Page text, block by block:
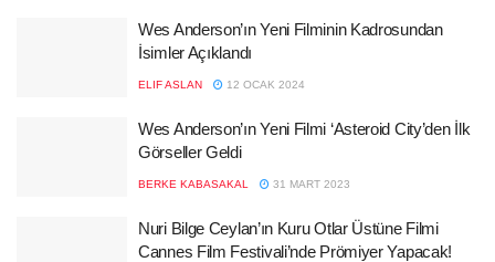
Wes Anderson’ın Yeni Filminin Kadrosundan
İsimler Açıklandı
ELIF ASLAN 12 OCAK 2024
Wes Anderson’ın Yeni Filmi ‘Asteroid City’den İlk
Görseller Geldi
BERKE KABASAKAL 31 MART 2023
Nuri Bilge Ceylan’ın Kuru Otlar Üstüne Filmi
Cannes Film Festivali’nde Prömiyer Yapacak!